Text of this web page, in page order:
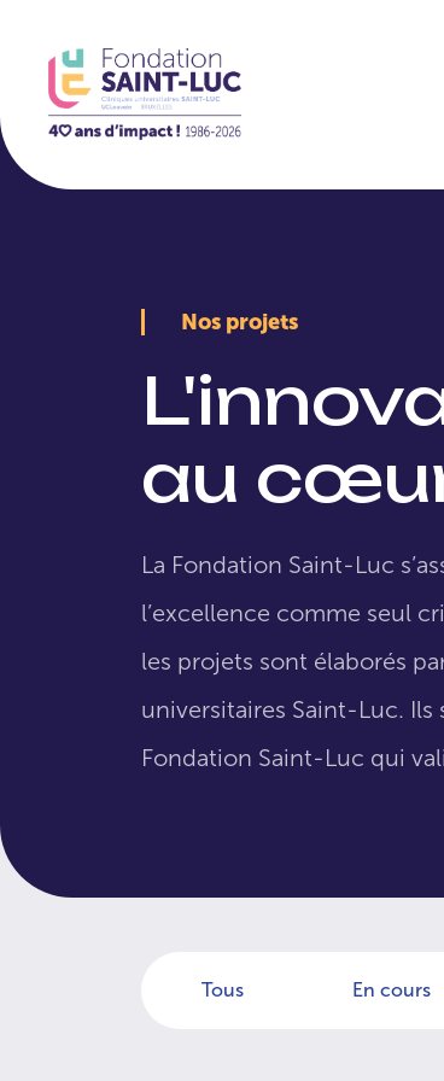
Nos projets
au
La Fondation Saint-Luc
l’excellence comme seul
les projets sont élaborés
universitaires Saint-Luc.
Fondation Saint-Luc qui
Tous En cours